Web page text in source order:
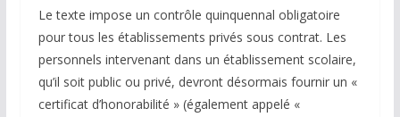
Le texte impose un contrôle quinquennal obligatoire
pour tous les établissements privés sous contrat. Les
personnels intervenant dans un établissement scolaire,
qu’il soit public ou privé, devront désormais fournir un «
certificat d’honorabilité » (également appelé «